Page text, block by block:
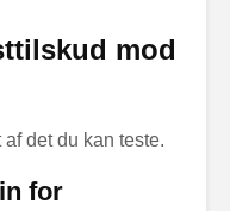
mod
det du kan teste.
for